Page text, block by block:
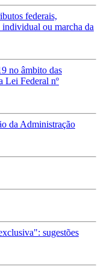
federais,
ou marcha da
no âmbito das
Lei Federal nº
da Administração
sugestões